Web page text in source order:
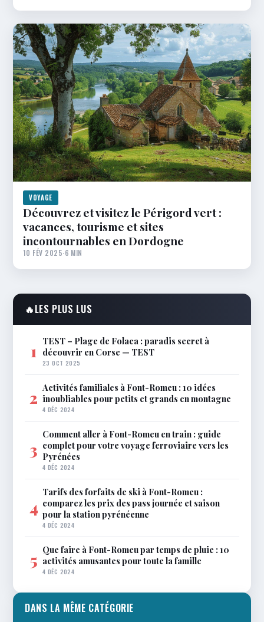
VOYAGE
Découvrez et visitez le Périgord vert :
vacances, tourisme et sites
incontournables en Dordogne
10 FÉV 2025·6 MIN
🔥LES PLUS LUS
1
TEST – Plage de Folaca : paradis secret à
découvrir en Corse — TEST
23 OCT 2025
2 Activités familiales à Font-Romeu : 10 idées
inoubliables pour petits et grands en montagne
4 DÉC 2024
3
Comment aller à Font-Romeu en train : guide
complet pour votre voyage ferroviaire vers les
Pyrénées
4 DÉC 2024
4
Tarifs des forfaits de ski à Font-Romeu :
comparez les prix des pass journée et saison
pour la station pyrénéenne
4 DÉC 2024
5 Que faire à Font-Romeu par temps de pluie : 10
activités amusantes pour toute la famille
4 DÉC 2024
DANS LA MÊME CATÉGORIE